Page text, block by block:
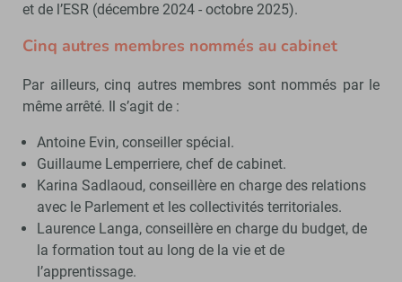
et de l’ESR (décembre 2024 - octobre 2025).
Cinq autres membres nommés au cabinet
Par ailleurs, cinq autres membres sont nommés par le
même arrêté. Il s’agit de :
Antoine Evin, conseiller spécial.
Guillaume Lemperriere, chef de cabinet.
Karina Sadlaoud, conseillère en charge des relations
avec le Parlement et les collectivités territoriales.
Laurence Langa, conseillère en charge du budget, de
la formation tout au long de la vie et de
l’apprentissage.